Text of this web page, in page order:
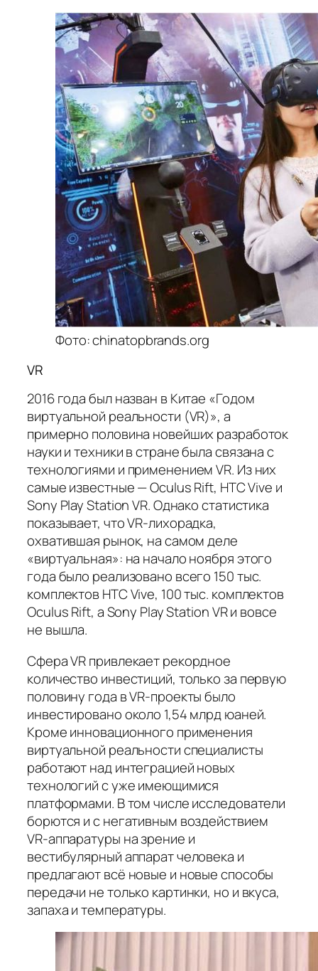
Фото: chinatopbrands.org
VR
2016 года был назван в Китае «Годом
виртуальной реальности (VR)», а
примерно половина новейших разработок
науки и техники в стране была связана с
технологиями и применением VR. Из них
самые известные — Oculus Rift, HTC Vive и
Sony Play Station VR. Однако статистика
показывает, что VR-лихорадка,
охватившая рынок, на самом деле
«виртуальная»: на начало ноября этого
года было реализовано всего 150 тыс.
комплектов HTC Vive, 100 тыс. комплектов
Oculus Rift, а Sony Play Station VR и вовсе
не вышла.
Сфера VR привлекает рекордное
количество инвестиций, только за первую
половину года в VR-проекты было
инвестировано около 1,54 млрд юаней.
Кроме инновационного применения
виртуальной реальности специалисты
работают над интеграцией новых
технологий с уже имеющимися
платформами. В том числе исследователи
борются и с негативным воздействием
VR-аппаратуры на зрение и
вестибулярный аппарат человека и
предлагают всё новые и новые способы
передачи не только картинки, но и вкуса,
запаха и температуры.